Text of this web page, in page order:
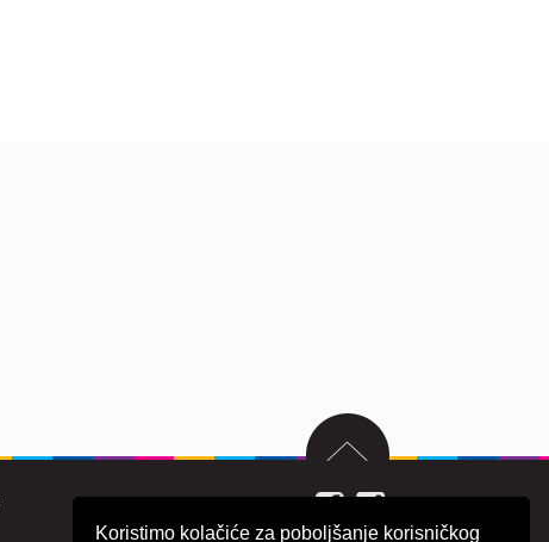
Koristimo kolačiće za poboljšanje korisničkog